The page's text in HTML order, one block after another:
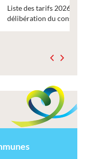
19 décembre 2025